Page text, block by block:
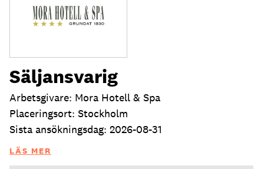
Säljansvarig
Arbetsgivare: Mora Hotell & Spa
Placeringsort: Stockholm
Sista ansökningsdag: 2026-08-31
LÄS MER